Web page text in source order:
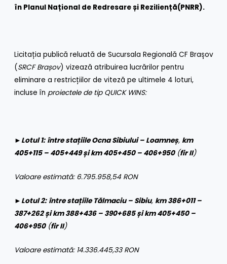
în Planul Național de Redresare și Reziliență(PNRR).
Licitația publică reluată de Sucursala Regională CF Brașov
(SRCF Brașov) vizează atribuirea lucrărilor pentru
eliminare a restricțiilor de viteză pe ultimele 4 loturi,
incluse în proiectele de tip QUICK WINS:
► Lotul 1: între stațiileOcna Sibiului – Loamneș, km
405+115 – 405+449 și km 405+450 – 406+950(fir II)
Valoare estimată: 6.795.958,54 RON
► Lotul 2: între stațiile Tălmaciu – Sibiu, km 386+011 –
387+262 și km 388+436 – 390+685 și km 405+450 –
406+950(fir II)
Valoare estimată: 14.336.445,33 RON